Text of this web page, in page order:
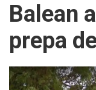
Balean
prepa